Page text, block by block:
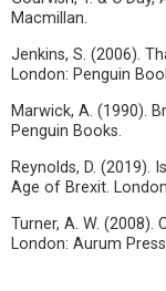
Jenkins, S. (2006).
London:
Marwick, A. (1990).
Penguin Books.
Reynolds, D. (2019).
Age of Brexit.
Turner, A. W. (2008).
London: Aurum